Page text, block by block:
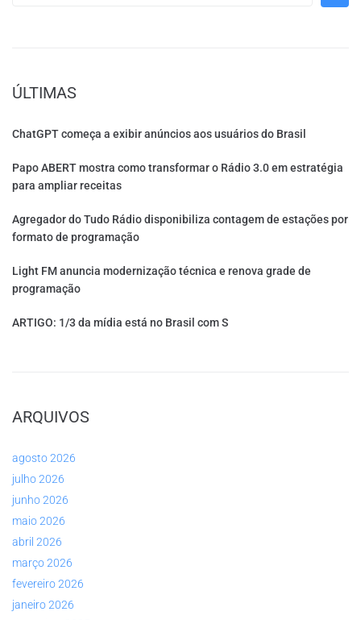
ÚLTIMAS
ChatGPT começa a exibir anúncios aos usuários do Brasil
Papo ABERT mostra como transformar o Rádio 3.0 em estratégia
para ampliar receitas
Agregador do Tudo Rádio disponibiliza contagem de estações por
formato de programação
Light FM anuncia modernização técnica e renova grade de
programação
ARTIGO: 1/3 da mídia está no Brasil com S
ARQUIVOS
agosto 2026
julho 2026
junho 2026
maio 2026
abril 2026
março 2026
fevereiro 2026
janeiro 2026